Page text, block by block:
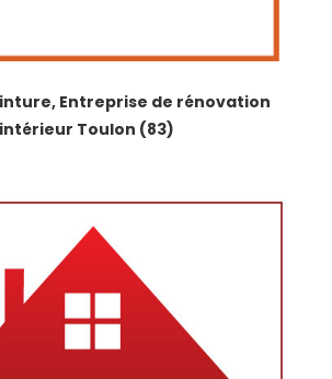
Entreprise de rénovation
intérieur Toulon (83)